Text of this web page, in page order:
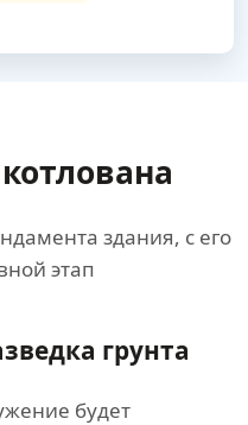
здания, с его
этап
грунта
будет